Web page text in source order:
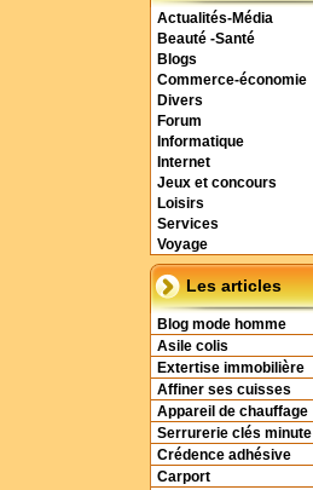
Actualités-Média
Beauté -Santé
Blogs
Commerce-économie
Divers
Forum
Informatique
Internet
Jeux et concours
Loisirs
Services
Voyage
Les articles
Blog mode homme
Asile colis
Extertise immobilière
Affiner ses cuisses
Appareil de chauffage
Serrurerie clés minute
Crédence adhésive
Carport